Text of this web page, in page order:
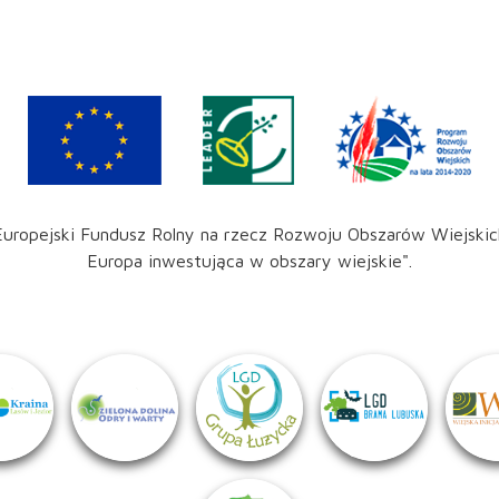
Fundusz Rolny na rzecz Rozwoju Obszarów
Europa inwestująca w obszary wiejskie".